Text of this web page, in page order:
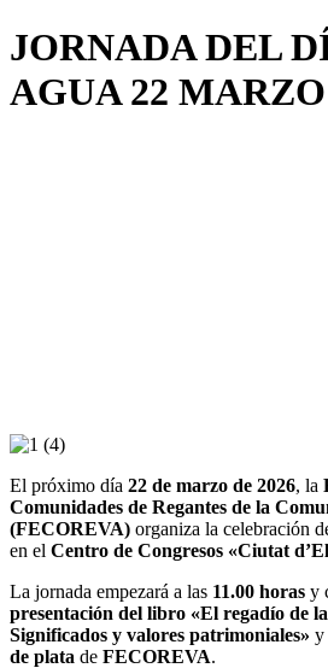
JORNADA DEL
AGUA 22
El próximo día 22 de marzo de 2026, la
Comunidades de Regantes de la
(FECOREVA) organiza la celebración
en el Centro de Congresos «Ciutat
La jornada empezará a las 11.00 horas y
presentación del libro «El regadío de
Significados y valores patrimoniales» y
de plata de FECOREVA.